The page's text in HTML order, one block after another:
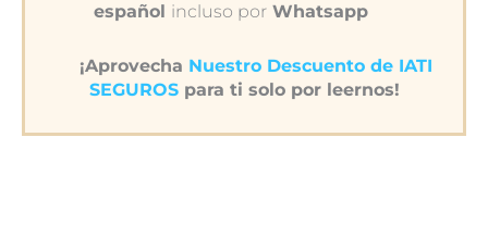
español incluso por Whatsapp
¡Aprovecha Nuestro Descuento de IATI
SEGUROSpara ti solo por leernos!